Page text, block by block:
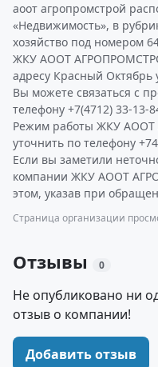
аоот агропромстрой
«Недвижимость», в
хозяйство под номером
ЖКУ АООТ
адресу Красный Октябрь
Вы можете связаться с
телефону +7(4712) 33-13-
Режим работы ЖКУ
уточнить по телефону
Если вы заметили
компании ЖКУ АООТ
этом, указав при
Страница организации
Отзывы 0
Не опубликовано ни
отзыв о компании!
Добавить отзыв